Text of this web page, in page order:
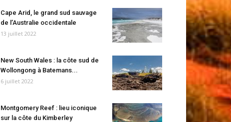
Cape Arid, le grand sud sauvage
de l’Australie occidentale
13 juillet 2022
New South Wales : la côte sud de
Wollongong à Batemans...
6 juillet 2022
Montgomery Reef : lieu iconique
sur la côte du Kimberley